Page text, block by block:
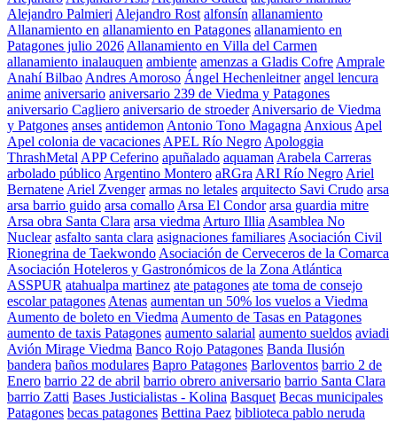
Alejandro Palmieri Alejandro Rost alfonsín allanamiento
Allanamiento en allanamiento en Patagones allanamiento en
Patagones julio 2026 Allanamiento en Villa del Carmen
allanamiento inalauquen ambiente amenzas a Gladis Cofre Amprale
Anahí Bilbao Andres Amoroso Ángel Hechenleitner angel lencura
anime aniversario aniversario 239 de Viedma y Patagones
aniversario Cagliero aniversario de stroeder Aniversario de Viedma
y Patgones anses antidemon Antonio Tono Magagna Anxious Apel
Apel colonia de vacaciones APEL Río Negro Apologgia
ThrashMetal APP Ceferino apuñalado aquaman Arabela Carreras
arbolado público Argentino Montero aRGra ARI Río Negro Ariel
Bernatene Ariel Zvenger armas no letales arquitecto Savi Crudo arsa
arsa barrio guido arsa comallo Arsa El Condor arsa guardia mitre
Arsa obra Santa Clara arsa viedma Arturo Illia Asamblea No
Nuclear asfalto santa clara asignaciones familiares Asociación Civil
Rionegrina de Taekwondo Asociación de Cerveceros de la Comarca
Asociación Hoteleros y Gastronómicos de la Zona Atlántica
ASSPUR atahualpa martinez ate patagones ate toma de consejo
escolar patagones Atenas aumentan un 50% los vuelos a Viedma
Aumento de boleto en Viedma Aumento de Tasas en Patagones
aumento de taxis Patagones aumento salarial aumento sueldos aviadi
Avión Mirage Viedma Banco Rojo Patagones Banda Ilusión
bandera baños modulares Bapro Patagones Barloventos barrio 2 de
Enero barrio 22 de abril barrio obrero aniversario barrio Santa Clara
barrio Zatti Bases Justicialistas - Kolina Basquet Becas municipales
Patagones becas patagones Bettina Paez biblioteca pablo neruda